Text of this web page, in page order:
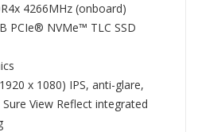
4266MHz (onboard)
PCIe® NVMe™ TLC SSD
x 1080) IPS, anti-glare,
View Reflect integrated